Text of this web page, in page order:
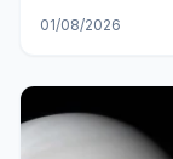
01/08/2026